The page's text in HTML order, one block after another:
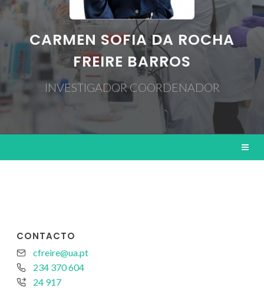
CARMEN SOFIA DA ROCHA
FREIRE BARROS
INVESTIGADOR COORDENADOR
CONTACTO
cfreire@ua.pt
234 370 604
24 917